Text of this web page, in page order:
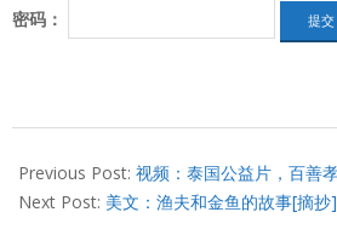
密码：
10-
29
Previous Post: 视频：泰国公益片，百善孝
Next Post: 美文：渔夫和金鱼的故事[摘抄]